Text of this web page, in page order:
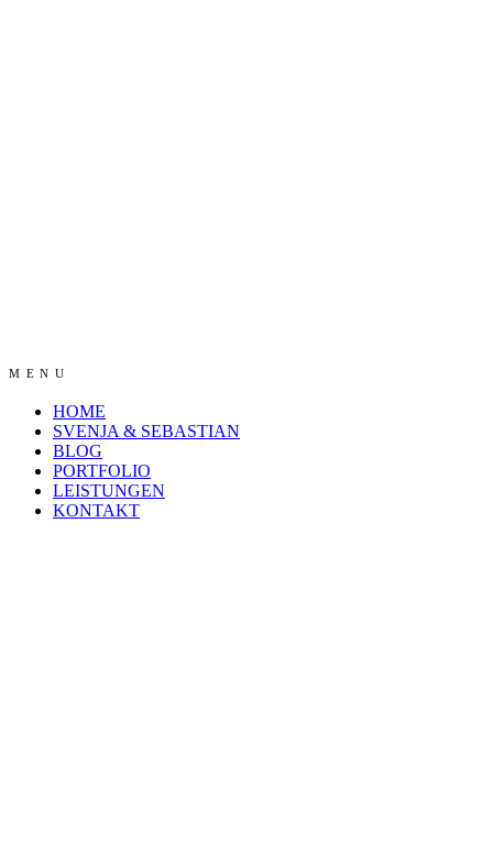
MENU
HOME
SVENJA & SEBASTIAN
BLOG
PORTFOLIO
LEISTUNGEN
KONTAKT